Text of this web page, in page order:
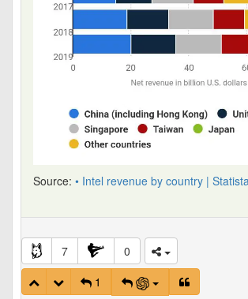
Source: • Intel revenue by country |
7
0
1